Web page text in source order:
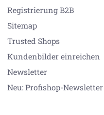
Registrierung B2B
Sitemap
Trusted Shops
Kundenbilder einreichen
Newsletter
Neu: Profishop-Newsletter